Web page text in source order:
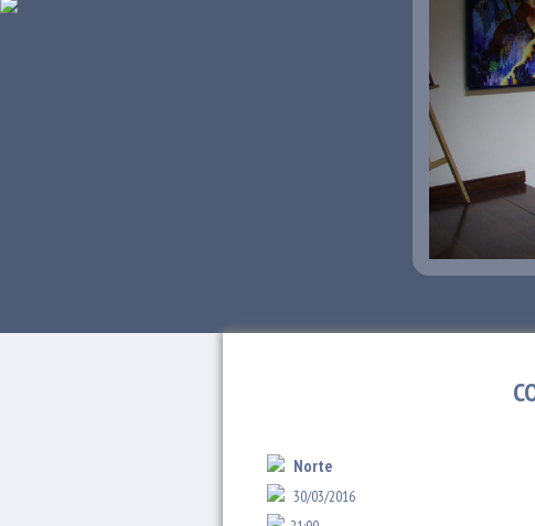
Norte
30/03/2016